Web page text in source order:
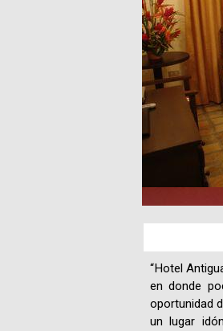
“Hotel
en donde
oportunidad
un lugar